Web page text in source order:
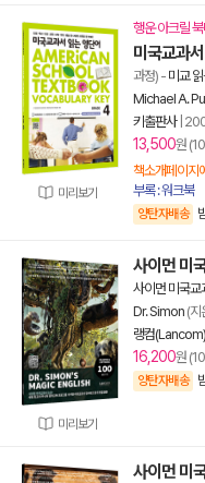
미리보기
행운 아크릴
미국교과
과정) - 미교
Michael A.
키출판사|
13,500원
책소개페이지
부록 : 워크북
양탄자배송
미리보기
사이먼 미
사이먼 미국교
Dr. Simon (지
랭컴(Lancom)
16,200원
양탄자배송
사이먼 미